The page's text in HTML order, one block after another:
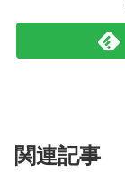
関連記事